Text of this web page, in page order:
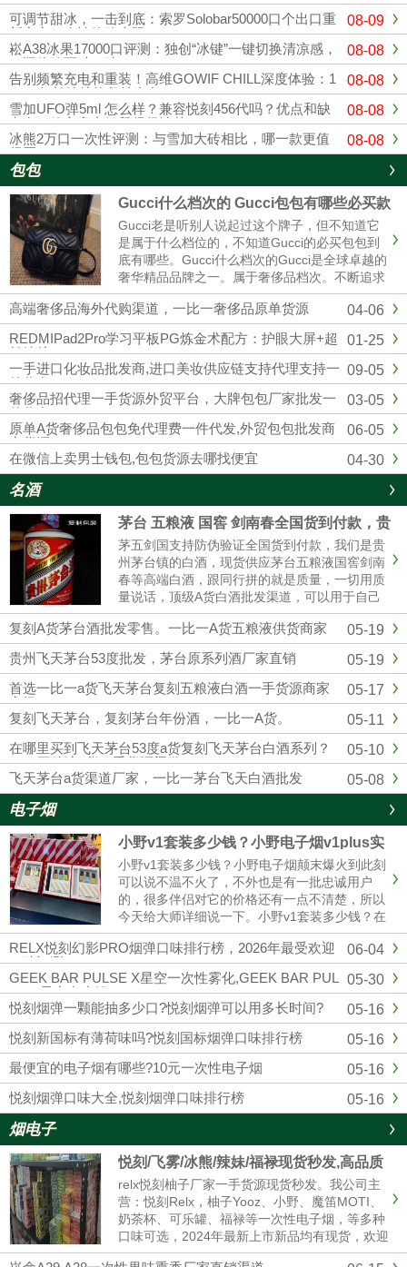
柚子电子烟设计灵活，充电方式更简单。只需插
入充电电源，确保电子烟...
08-09
可调节甜冰，一击到底：索罗Solobar50000口个出口重
新定义一次性体验上限
08-08
崧A38冰果17000口评测：独创“冰键”一键切换清凉感，
一瓶体验两种口味！
08-08
告别频繁充电和重装！高维GOWIF CHILL深度体验：1
8000超长续航能坚持多久？
08-08
雪加UFO弹5ml 怎么样？兼容悦刻456代吗？优点和缺
点在一篇文章中解释得很清楚
08-08
冰熊2万口一次性评测：与雪加大砖相比，哪一款更值
得买？
包包
Gucci什么档次的 Gucci包包有哪些必买款
Gucci老是听别人说起过这个牌子，但不知道它
是属于什么档位的，不知道Gucci的必买包包到
底有哪些。Gucci什么档次的Gucci是全球卓越的
奢华精品品牌之一。属于奢侈品档次。不断追求
革新与卓越，以独有的现代视野重新演绎与影响
时尚演进。古驰在创作总监亚力山卓·米开理全
新视角的引......
04-06
高端奢侈品海外代购渠道，一比一奢侈品原单货源
01-25
REDMIPad2Pro学习平板PG炼金术配方：护眼大屏+超
长续航
09-05
一手进口化妆品批发商,进口美妆供应链支持代理支持一
件代发
03-05
奢侈品招代理一手货源外贸平台，大牌包包厂家批发一
件代发
06-05
原单A货奢侈品包包免代理费一件代发,外贸包包批发商
家货源
04-30
在微信上卖男士钱包,包包货源去哪找便宜
名酒
茅台 五粮液 国窖 剑南春全国货到付款，贵
州茅台全系列厂家批发
茅五剑国支持防伪验证全国货到付款，我们是贵
州茅台镇的白酒，现货供应茅台五粮液国窖剑南
春等高端白酒，跟同行拼的就是质量，一切用质
量说话，顶级A货白酒批发渠道，可以用于自己
收藏，可以用来送礼，可以用于请客宴请，可以
用于自饮，可以用来转卖，欢迎实体店和电商带
货的老板合作，找白酒批发渠道，一定要选择靠
谱的厂 家，选择我们贵州酱香酒业，绝对可靠。
05-19
复刻A货茅台酒批发零售。一比一A货五粮液供货商家
05-19
贵州飞天茅台53度批发，茅台原系列酒厂家直销
05-17
首选一比一a货飞天茅台复刻五粮液白酒一手货源商家
市场
05-11
复刻飞天茅台，复刻茅台年份酒，一比一A货。
05-10
在哪里买到飞天茅台53度a货复刻飞天茅台白酒系列？
1：1五粮液a货一手货源渠道
05-08
飞天茅台a货渠道厂家，一比一茅台飞天白酒批发
电子烟
小野v1套装多少钱？小野电子烟v1plus实
体店售价
小野v1套装多少钱？小野电子烟颠末爆火到此刻
可以说不温不火了，不外也是有一批忠诚用户
的，很多伴侣对它的价格还有一点不清楚，所以
今天给大师详细说一下。小野v1套装多少钱？在
官方公布的售价来看，小野v1（1主机+3换弹）
299元一套，去小野实体店也是这个价格。微商
的话可能便宜一点，......
06-04
RELX悦刻幻影PRO烟弹口味排行榜，2026年最受欢迎
口味评测
05-30
GEEK BAR PULSE X星空一次性雾化,GEEK BAR PUL
SE X星空多少钱
05-16
悦刻烟弹一颗能抽多少口?悦刻烟弹可以用多长时间?
05-16
悦刻新国标有薄荷味吗?悦刻国标烟弹口味排行榜
05-16
最便宜的电子烟有哪些?10元一次性电子烟
05-16
悦刻烟弹口味大全,悦刻烟弹口味排行榜
烟电子
悦刻/飞雾/冰熊/辣妹/福禄现货秒发,高品质
电子烟厂家拿货 售后无忧
relx悦刻柚子厂家一手货源现货秒发。我公司主
营：悦刻Relx，柚子Yooz、小野、魔笛MOTI、
奶茶杯、可乐罐、福禄等一次性电子烟，等多种
口味可选，2024年最新上市新品均有现货，欢迎
咨询我们报价。品牌电子烟代理拿货批发，悦刻